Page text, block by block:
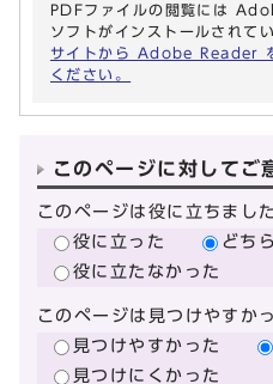
PDFファイルの閲覧には
ソフトがインストールされて
サイトから Adobe Reader
ください。
このページに対してご
このページは役に立ちまし
役に立った
どち
役に立たなかった
このページは見つけやすか
見つけやすかった
見つけにくかった